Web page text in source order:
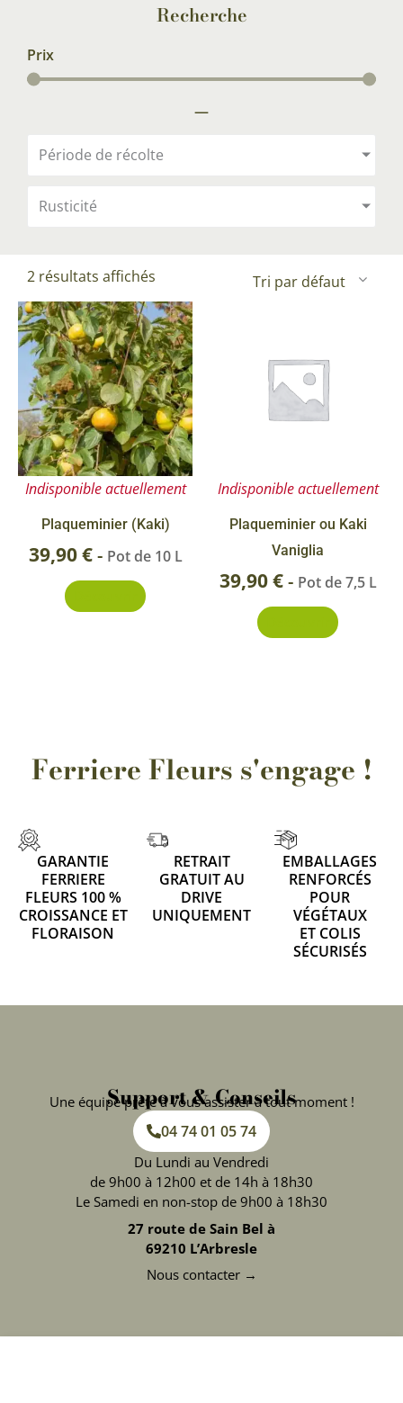
Recherche
Prix
—
Période de récolte
Rusticité
2 résultats affichés
Indisponible actuellement
Plaqueminier (Kaki)
39,90€- Pot de 10 L
Indisponible actuellement
Plaqueminier ou Kaki
Vaniglia
39,90€- Pot de 7,5 L
Ferriere Fleurs s'engage !
GARANTIE
FERRIERE
FLEURS 100 %
CROISSANCE ET
FLORAISON
RETRAIT
GRATUIT AU
DRIVE
UNIQUEMENT
EMBALLAGES
RENFORCÉS
POUR
VÉGÉTAUX
ET COLIS
SÉCURISÉS
Support & Conseils
Une équipe prête à vous assister à tout moment !
04 74 01 05 74
Du Lundi au Vendredi
de 9h00 à 12h00 et de 14h à 18h30
Le Samedi en non-stop de 9h00 à 18h30
27 route de Sain Bel à
69210 L’Arbresle
Nous contacter →